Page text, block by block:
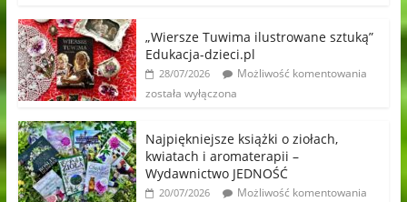
„Wiersze Tuwima ilustrowane sztuką”
Edukacja-dzieci.pl
28/07/2026
Możliwość komentowania
została wyłączona
Najpiękniejsze książki o ziołach,
kwiatach i aromaterapii –
Wydawnictwo JEDNOŚĆ
20/07/2026
Możliwość komentowania